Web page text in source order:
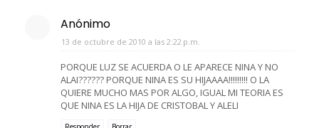
Anónimo
13 de octubre de 2010 a las 2:22 p.m.
PORQUE LUZ SE ACUERDA O LE APARECE NINA Y NO
ALAI?????? PORQUE NINA ES SU HIJAAAA!!!!!!!!! O LA
QUIERE MUCHO MAS POR ALGO, IGUAL MI TEORIA ES
QUE NINA ES LA HIJA DE CRISTOBAL Y ALELI